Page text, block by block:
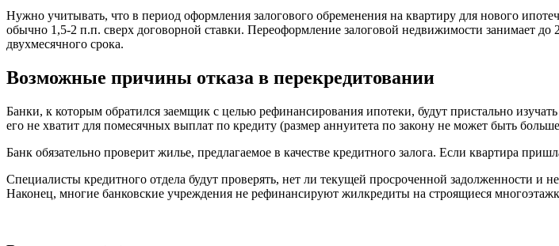
Нужно учитывать, что в период оформления залогового обременения на квартиру для нового
обычно 1,5-2 п.п. сверх договорной ставки. Переоформление залоговой недвижимости занимает до
двухмесячного срока.
Возможные причины отказа в перекредитовании
Банки, к которым обратился заемщик с целью рефинансирования ипотеки, будут пристально
его не хватит для помесячных выплат по кредиту (размер аннуитета по закону не может быть
Банк обязательно проверит жилье, предлагаемое в качестве кредитного залога. Если квартира
Специалисты кредитного отдела будут проверять, нет ли текущей просроченной задолженности и
Наконец, многие банковские учреждения не рефинансируют жилкредиты на строящиеся